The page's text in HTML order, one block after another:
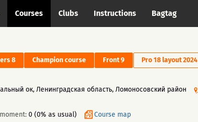
Courses Clubs Instructions Bagtag
8 Champion course Front 9 Pro 18 layout 2024
ок, Ленинградская область, Ломоносовский район
0 (0% as usual) Course map